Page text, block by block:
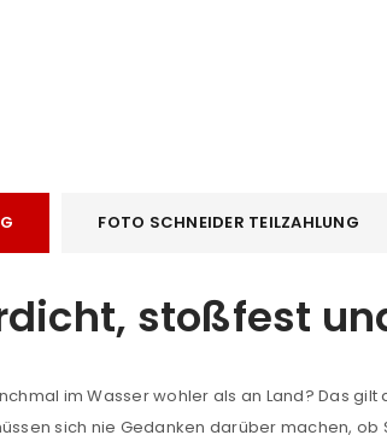
FOTO SCHNEIDER TEILZAHLUNG
stoßfest
im Wasser wohler als an Land? Das
sich nie Gedanken darüber machen, ob